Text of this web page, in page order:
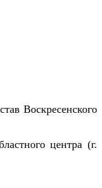
Воскресенского
центра (г.